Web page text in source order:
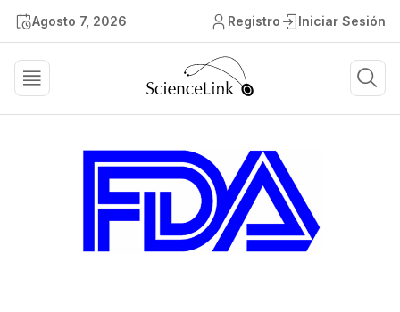
Agosto 7, 2026 Registro Iniciar Sesión